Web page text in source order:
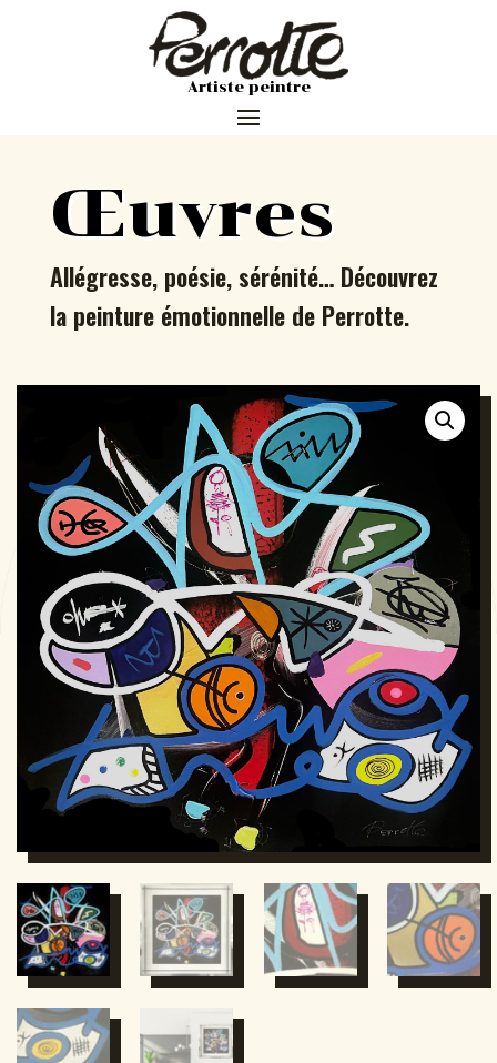
Artiste peintre
Œuvres
Allégresse, poésie, sérénité… Découvrez
la peinture émotionnelle de Perrotte.